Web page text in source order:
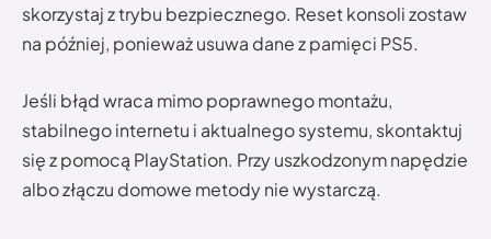
skorzystaj z trybu bezpiecznego. Reset konsoli zostaw
na później, ponieważ usuwa dane z pamięci PS5.
Jeśli błąd wraca mimo poprawnego montażu,
stabilnego internetu i aktualnego systemu, skontaktuj
się z pomocą PlayStation. Przy uszkodzonym napędzie
albo złączu domowe metody nie wystarczą.